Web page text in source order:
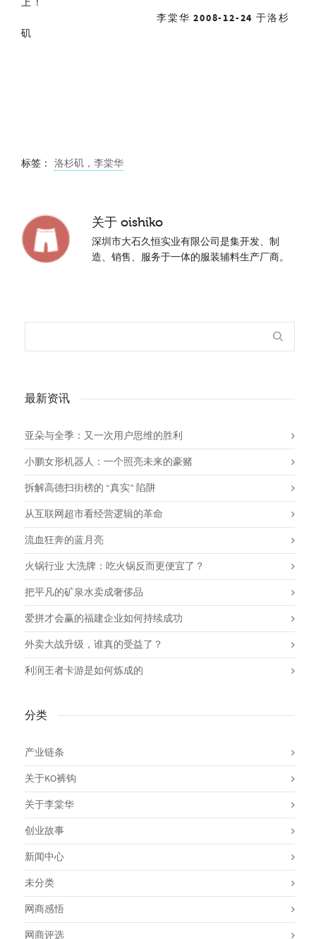
上！
李棠华 2008-12-24于洛杉
矶
标签： 洛杉矶，李棠华
关于 oishiko
深圳市大石久恒实业有限公司是集开发、制
造、销售、服务于一体的服装辅料生产厂商。
最新资讯
亚朵与全季：又一次用户思维的胜利
小鹏女形机器人：一个照亮未来的豪赌
拆解高德扫街榜的 “真实” 陷阱
从互联网超市看经营逻辑的革命
流血狂奔的蓝月亮
火锅行业 大洗牌：吃火锅反而更便宜了？
把平凡的矿泉水卖成奢侈品
爱拼才会赢的福建企业如何持续成功
外卖大战升级，谁真的受益了？
利润王者卡游是如何炼成的
分类
产业链条
关于KO裤钩
关于李棠华
创业故事
新闻中心
未分类
网商感悟
网商评选